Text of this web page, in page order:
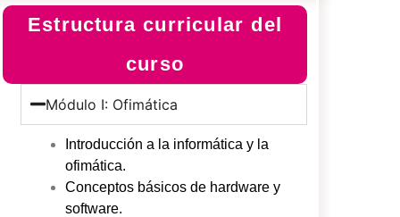
Estructura curricular del
curso
Módulo I: Ofimática
Introducción a la informática y la
ofimática.
Conceptos básicos de hardware y
software.